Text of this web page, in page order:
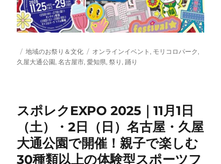
投
稿
カ
テ
地域のお祭り＆文化
タ
グ
オンラインイベント , モリコロパーク,
久屋大通公園,名古屋市,愛知県,祭り , 踊り
スポレクEXPO 2025｜11月1日
（土）・2日（日）名古屋・久屋
大通公園で開催！親子で楽しむ
30種類以上の体験型スポーツフ